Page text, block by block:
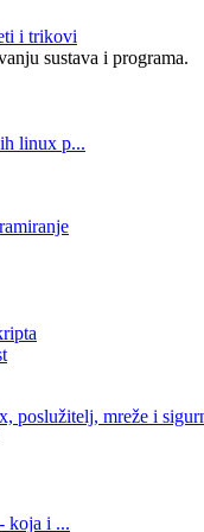
i trikovi
sustava i programa.
linux p...
poslužitelj, mreže i
koja i ...